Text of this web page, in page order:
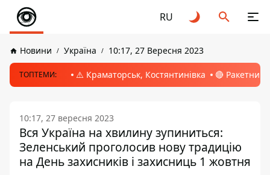
RU
Новини Україна 10:17, 27 Вересня 2023
ТОПТЕМИ: ⚠️ Краматорськ, Костянтинівка 🔴 Ракетний
10:17, 27 вересня 2023
Вся Україна на хвилину зупиниться:
Зеленський проголосив нову традицію
на День захисників і захисниць 1 жовтня